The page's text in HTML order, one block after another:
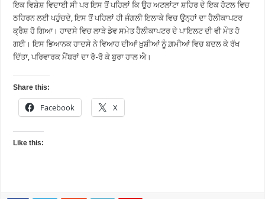
ਇਕ ਵਿਸ਼ੇਸ਼ ਵਿਦਾਈ ਸੀ ਪਰ ਇਸ ਤੋਂ ਪਹਿਲਾਂ ਕਿ ਉਹ ਅਟਲਾਂਟਾ ਸ਼ਹਿਰ ਦੇ ਇਕ ਹੋਟਲ ਵਿਚ
ਠਹਿਰਨ ਲਈ ਪਹੁੰਚਦੇ, ਇਸ ਤੋਂ ਪਹਿਲਾਂ ਹੀ ਜੰਗਲੀ ਇਲਾਕੇ ਵਿਚ ਉਨ੍ਹਾਂ ਦਾ ਹੈਲੀਕਾਪਟਰ
ਕ੍ਰੈਸ਼ ਹੋ ਗਿਆ। ਹਾਦਸੇ ਵਿਚ ਲਾੜੇ ਡੇਵ ਸਮੇਤ ਹੈਲੀਕਾਪਟਰ ਦੇ ਪਾਇਲਟ ਦੀ ਵੀ ਮੌਤ ਹੋ
ਗਈ। ਇਸ ਭਿਆਨਕ ਹਾਦਸੇ ਨੇ ਵਿਆਹ ਦੀਆਂ ਖ਼ੁਸ਼ੀਆਂ ਨੂੰ ਗ਼ਮੀਆਂ ਵਿਚ ਬਦਲ ਕੇ ਰੱਖ
ਦਿੱਤਾ, ਪਰਿਵਾਰਕ ਮੈਂਬਰਾਂ ਦਾ ਰੋ-ਰੋ ਕੇ ਬੁਰਾ ਹਾਲ ਐ।
Share this:
Facebook X
Like this: